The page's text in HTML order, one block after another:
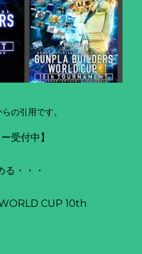
の引用です。
受付中】
る・・・
CUP 10th